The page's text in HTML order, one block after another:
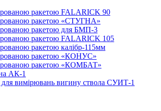
ракетою FALARICK 90
ракетою «СТУГНА»
ракетою для БМП-3
ракетою FALARICK 105
ракетою калібр-115мм
ракетою «КОНУС»
ракетою «КОМБАТ»
АК-1
вимірювань вигину ствола СУИТ-1